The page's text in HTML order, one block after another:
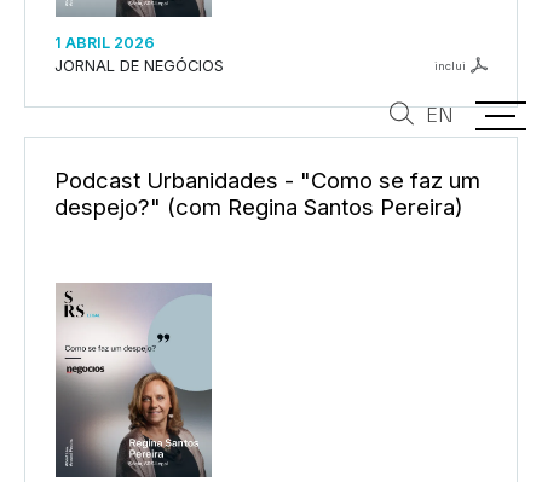
EN
1 ABRIL 2026
JORNAL DE NEGÓCIOS
inclui
Podcast Urbanidades - "Como se faz um
despejo?" (com Regina Santos Pereira)